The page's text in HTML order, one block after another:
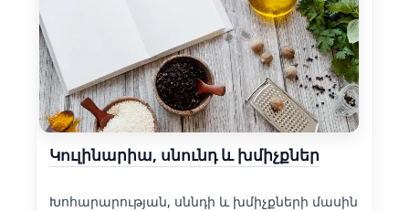
Կուլինարիա, սնունդ և խմիչքներ
Խոհարարության, սննդի և խմիչքների մասին